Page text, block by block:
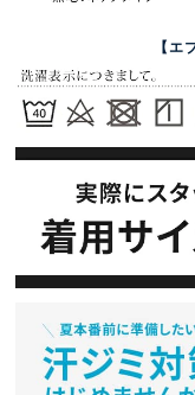
【エ